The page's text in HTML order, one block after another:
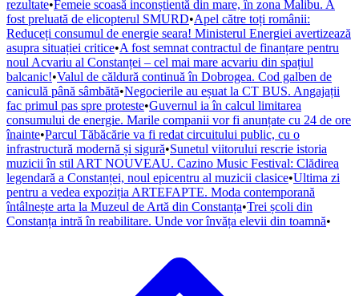
rezultate•Femeie scoasă inconștientă din mare, în zona Malibu. A
fost preluată de elicopterul SMURD•Apel către toți românii:
Reduceți consumul de energie seara! Ministerul Energiei avertizează
asupra situației critice•A fost semnat contractul de finanțare pentru
noul Acvariu al Constanței – cel mai mare acvariu din spațiul
balcanic!•Valul de căldură continuă în Dobrogea. Cod galben de
caniculă până sâmbătă•Negocierile au eșuat la CT BUS. Angajații
fac primul pas spre proteste•Guvernul ia în calcul limitarea
consumului de energie. Marile companii vor fi anunțate cu 24 de ore
înainte•Parcul Tăbăcărie va fi redat circuitului public, cu o
infrastructură modernă și sigură•Sunetul viitorului rescrie istoria
muzicii în stil ART NOUVEAU. Cazino Music Festival: Clădirea
legendară a Constanței, noul epicentru al muzicii clasice•Ultima zi
pentru a vedea expoziția ARTEFAPTE. Moda contemporană
întâlnește arta la Muzeul de Artă din Constanța•Trei școli din
Constanța intră în reabilitare. Unde vor învăța elevii din toamnă•